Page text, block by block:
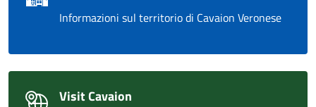
Informazioni sul territorio di Cavaion Veronese
Visit Cavaion